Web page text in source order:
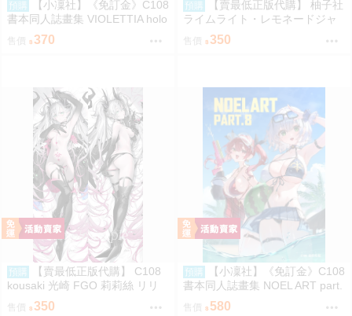
預購
【小凜社】《免訂金》C108
書本同人誌畫集 VIOLETTIA holo
售價 370
預購
【賣最低正版代購】 柚子社
ライムライト・レモネードジャ
ム オフィシャル 陽見恵凪 抱枕
套 0830
售價 350
預購
【賣最低正版代購】 C108
kousaki 光崎 FGO 莉莉絲 リリ
ス 抱枕套 0816
350
預購
【小凜社】《免訂金》C108
書本同人誌畫集 NOEL ART part.
8 hololive 白銀諾艾爾
580